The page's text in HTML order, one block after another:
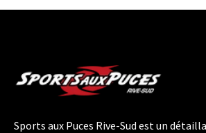
Sports aux Puces Rive-Sud est un